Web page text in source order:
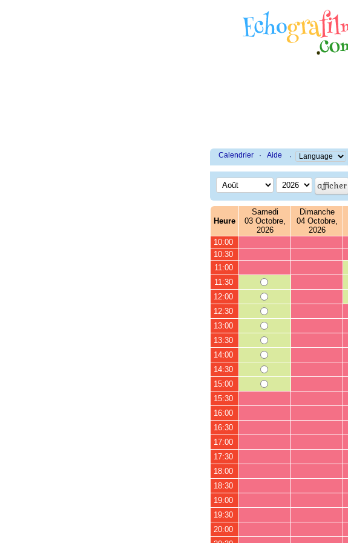
Calendrier · Aide ·
Heure
Samedi
03 Octobre,
2026
Dimanche
04 Octobre,
2026
10:00
10:30
11:00
11:30
12:00
12:30
13:00
13:30
14:00
14:30
15:00
15:30
16:00
16:30
17:00
17:30
18:00
18:30
19:00
19:30
20:00